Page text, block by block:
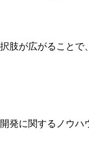
が広がることで
発に関するノウハ